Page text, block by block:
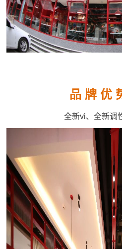
品 牌 优
全新vi、全新调性、